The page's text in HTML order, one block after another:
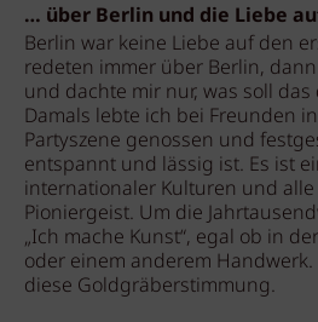
… über Berlin und die Liebe
Berlin war keine Liebe auf den
redeten immer über Berlin,
und dachte mir nur, was soll das
Damals lebte ich bei Freunden
Partyszene genossen und
entspannt und lässig ist. Es ist
internationaler Kulturen und
Pioniergeist. Um die
„Ich mache Kunst“, egal ob in
oder einem anderem
diese Goldgräberstimmung.